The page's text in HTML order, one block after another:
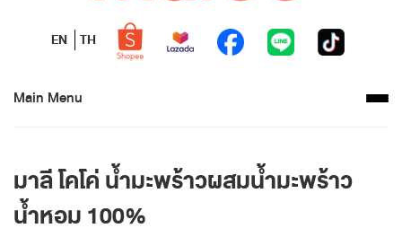
EN TH
Main Menu
มาลี โคโค่ น้ำมะพร้าวผสมน้ำมะพร้าว
น้ำหอม 100%